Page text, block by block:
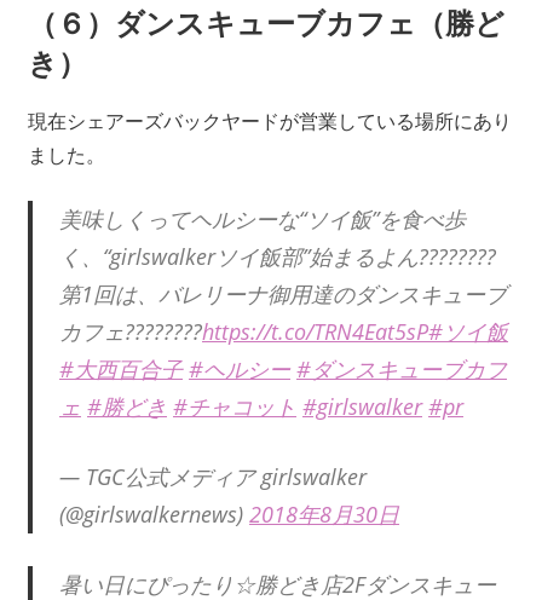
（６）ダンスキューブカフェ（勝ど
き）
現在シェアーズバックヤードが営業している場所にあり
ました。
美味しくってヘルシーな“ソイ飯”を食べ歩
く、“girlswalkerソイ飯部”始まるよん????????
第1回は、バレリーナ御用達のダンスキューブ
カフェ????????https://t.co/TRN4Eat5sP#ソイ飯
#大西百合子 #ヘルシー #ダンスキューブカフ
ェ #勝どき #チャコット #girlswalker #pr
— TGC公式メディア girlswalker
(@girlswalkernews) 2018年8月30日
暑い日にぴったり☆勝どき店2Fダンスキュー